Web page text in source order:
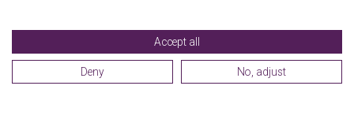
Premier Inn Hotels Deutschland
Accept all
Deny No, adjust